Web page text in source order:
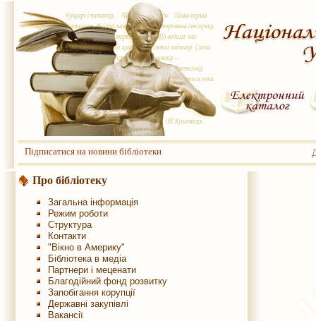
Підписатися на новини бібліотеки
Про бібліотеку
Загальна інформація
Режим роботи
Структура
Контакти
"Вікно в Америку"
Бібліотека в медіа
Партнери і меценати
Благодійний фонд розвитку
Запобігання корупції
Державні закупівлі
Вакансії